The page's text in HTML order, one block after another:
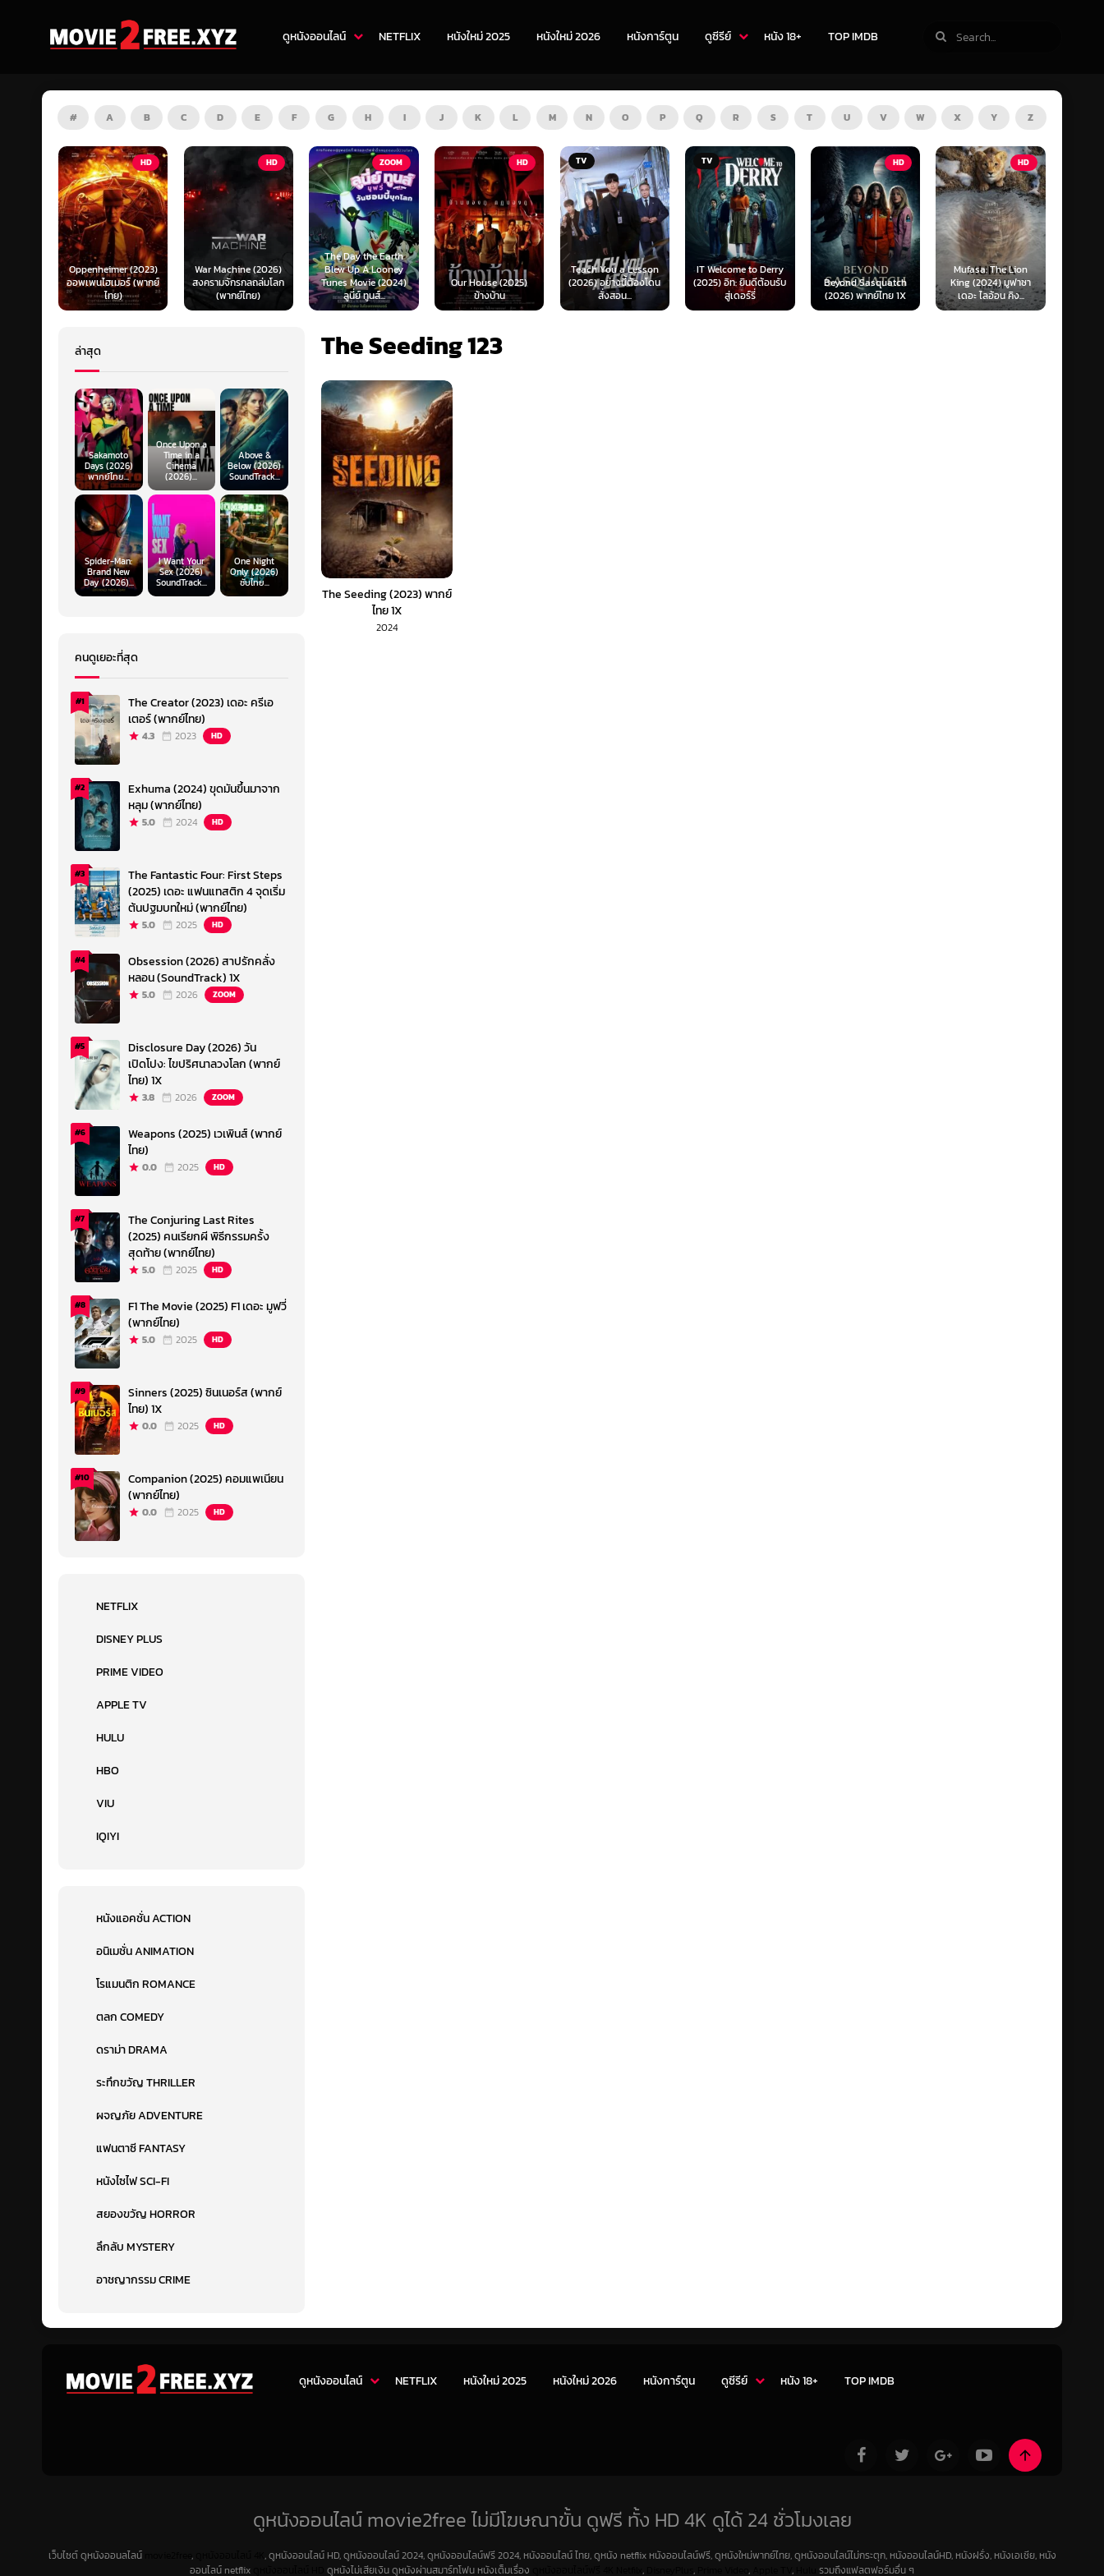
ดูหนังออนไลน์ NETFLIX หนังใหม่ 2025 หนังใหม่ 2026 หนังการ์ตูน ดูซีรีย์ หนัง 18+ TOP IMDB
# A B C D E F G H I J K L M N O P Q R S T U V W X Y Z
HD
Oppenheimer (2023)
ออพเพนไฮเมอร์ (พากย์
ไทย)
War Machine (2026)
สงครามจักรกลถล่มโลก
(พากย์ไทย)
ZOOM
The Day the Earth
Blew Up A Looney
Tunes Movie (2024)
ลูนี่ย์ ทูนส์...
HD
Our House (2025)
ข้างบ้าน
Teach You a Lesson
(2026) อย่างนี้ต้องโดน
TV
IT Welcome to Derry
(2025) อิท: ยินดีต้อนรับ
สู่เดอร์รี่
HD
Beyond Sasquatch
(2026) พากย์ไทย 1X
HD
Mufasa: The Lion
King (2024) มูฟาซา
เดอะ ไลอ้อน คิง...
(SoundTrack)
The Seeding 123
The Seeding (2023) พากย์
ไทย 1X
2024
ล่าสุด
Sakamoto
Days (2026)
พากย์ไทย...
Once Upon a
Time in a
Cinema
(2026)...
Above &
Below (2026)
SoundTrack...
Spider-Man:
Brand New
Day (2026)...
I Want Your
Sex (2026)
SoundTrack...
One Night
Only (2026)
ซับไทย...
คนดูเยอะที่สุด
#1
The Creator (2023) เดอะ ครีเอ
เตอร์ (พากย์ไทย)
4.3 2023 HD
#2
Exhuma (2024) ขุดมันขึ้นมาจาก
หลุม (พากย์ไทย)
5.0 2024 HD
#3
The Fantastic Four: First Steps
(2025) เดอะ แฟนแทสติก 4 จุดเริ่ม
ต้นปฐมบทใหม่ (พากย์ไทย)
5.0 2025 HD
#4
Obsession (2026) สาปรักคลั่ง
หลอน (SoundTrack) 1X
5.0 2026 ZOOM
#5
Disclosure Day (2026) วัน
เปิดโปง: ไขปริศนาลวงโลก (พากย์
ไทย) 1X
3.8 2026 ZOOM
#6
Weapons (2025) เวเพินส์ (พากย์
ไทย)
0.0 2025 HD
#7
The Conjuring Last Rites
(2025) คนเรียกผี พิธีกรรมครั้ง
สุดท้าย (พากย์ไทย)
5.0 2025 HD
#8
F1 The Movie (2025) F1 เดอะ มูฟวี่
(พากย์ไทย)
5.0 2025 HD
#9
Sinners (2025) ซินเนอร์ส (พากย์
ไทย) 1X
0.0 2025 HD
#10
Companion (2025) คอมแพเนียน
(พากย์ไทย)
0.0 2025 HD
NETFLIX
DISNEY PLUS
PRIME VIDEO
APPLE TV
HULU
HBO
VIU
IQIYI
หนังแอคชั่น ACTION
อนิเมชั่น ANIMATION
โรแมนติก ROMANCE
ตลก COMEDY
ดราม่า DRAMA
ระทึกขวัญ THRILLER
ผจญภัย ADVENTURE
แฟนตาซี FANTASY
หนังไซไฟ SCI-FI
สยองขวัญ HORROR
ลึกลับ MYSTERY
อาชญากรรม CRIME
ดูหนังออนไลน์ NETFLIX หนังใหม่ 2025 หนังใหม่ 2026 หนังการ์ตูน ดูซีรีย์ หนัง 18+ TOP IMDB
ดูหนังออนไลน์ movie2free ไม่มีโฆษณาขั้น ดูฟรี ทั้ง HD 4K ดูได้ 24 ชั่วโมงเลย
เว็บไซต์ ดูหนังออนลไลน์ ,
, ดูหนังออนไลน์ HD, ดูหนังออนไลน์ 2024, ดูหนังออนไลน์ฟรี 2024, หนังออนไลน์ ไทย, ดูหนัง netflix หนังออนไลน์ฟรี, ดูหนังใหม่พากย์ไทย, ดูหนังออนไลน์ไม่กระตุก, หนังออนไลน์HD, หนังฝรั่ง, หนังเอเชีย, หนัง
ออนไลน์ netflix
ดูหนังไม่เสียเงิน ดูหนังผ่านสมาร์ทโฟน หนังเต็มเรื่อง , , , , รวมถึงแฟลตฟอร์มอื่น ๆ